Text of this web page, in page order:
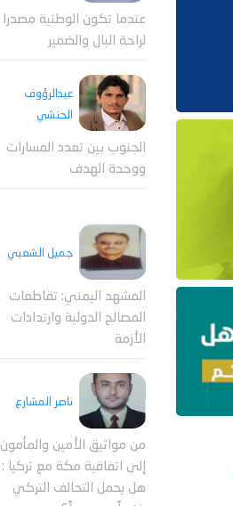
عندما تكون الوطنية مصدرا
لراحة البال والضمير
عبدالرؤوف
الحنشي
الجنوب بين تعدد المسارات
ووحدة الهدف
جميل الشعبي
المشهد اليمني: تقاطعات
المصالح الدولية وارتدادات
الأزمة
ناصر المشارع
من مواثيق الأمين والمأمون
إلى اتفاقية مكة مع تركيا :
هل يحمل التحالف التركي